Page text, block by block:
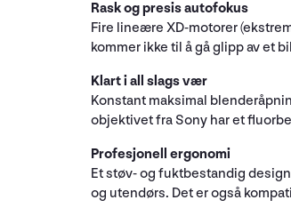
Rask og presis autofokus
Fire lineære XD-motorer
kommer ikke til å gå glipp av et
Klart i all slags vær
Konstant maksimal
objektivet fra Sony har et
Profesjonell ergonomi
Et støv- og fuktbestandig
og utendørs. Det er også